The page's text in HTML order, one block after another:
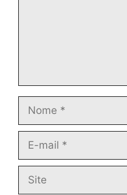
Nome
Site